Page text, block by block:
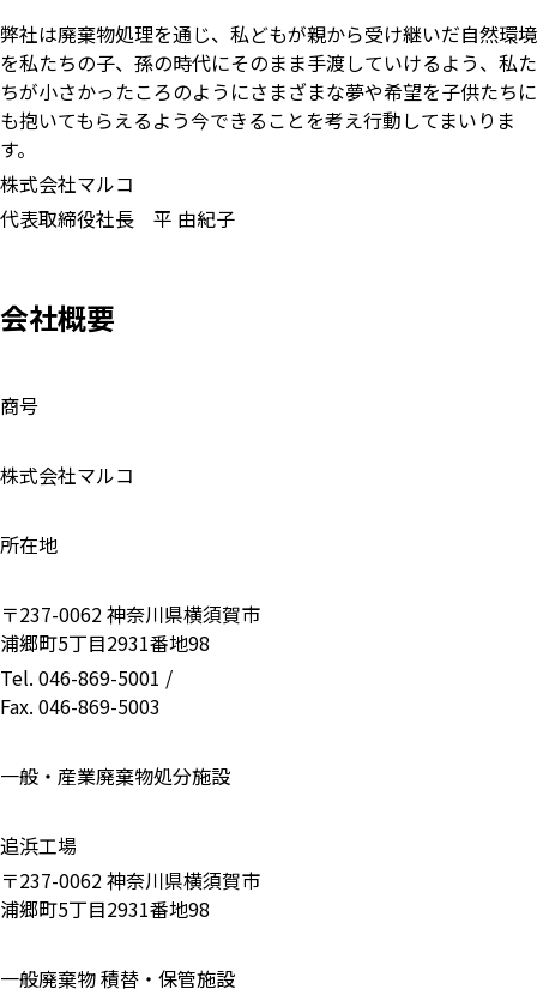
弊社は廃棄物処理を通じ、私どもが親から受け継いだ自然環境
を私たちの子、孫の時代にそのまま手渡していけるよう、私た
ちが小さかったころのようにさまざまな夢や希望を子供たちに
も抱いてもらえるよう今できることを考え行動してまいりま
す。
株式会社マルコ
代表取締役社長 平 由紀子
会社概要
商号
株式会社マルコ
所在地
〒237-0062 神奈川県横須賀市
浦郷町5丁目2931番地98
Tel. 046-869-5001 /
Fax. 046-869-5003
一般・産業廃棄物処分施設
追浜工場
〒237-0062 神奈川県横須賀市
浦郷町5丁目2931番地98
一般廃棄物 積替・保管施設